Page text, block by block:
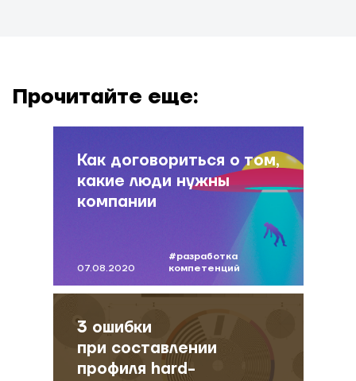
Прочитайте еще:
Как договориться о том,
какие люди нужны
компании
07.08.2020
#разработка
компетенций
#профилирование
3 ошибки
при составлении
профиля hard-